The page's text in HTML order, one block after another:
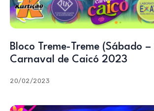
Bloco Treme-Treme (Sábado –
Carnaval de Caicó 2023
20/02/2023